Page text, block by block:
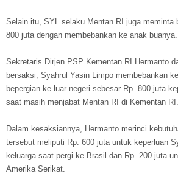
Selain itu, SYL selaku Mentan RI juga meminta
800 juta dengan membebankan ke anak buanya.
Sekretaris Dirjen PSP Kementan RI Hermanto
bersaksi, Syahrul Yasin Limpo membebankan
bepergian ke luar negeri sebesar Rp. 800 juta
saat masih menjabat Mentan RI di Kementan RI.
Dalam kesaksiannya, Hermanto merinci
tersebut meliputi Rp. 600 juta untuk keperluan
keluarga saat pergi ke Brasil dan Rp. 200 juta
Amerika Serikat.